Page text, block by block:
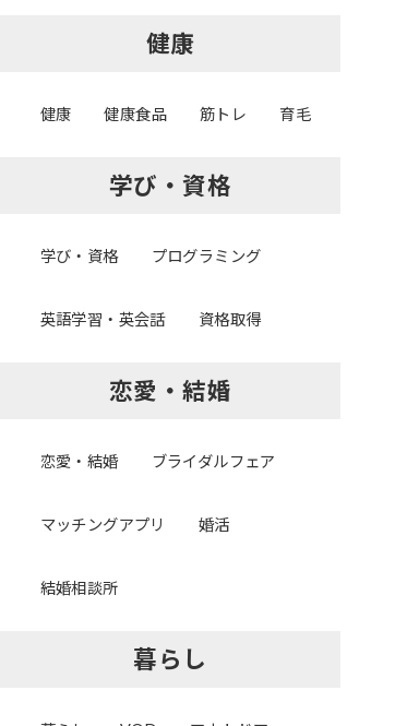
健康
健康 健康食品 筋トレ 育毛
学び・資格
学び・資格 プログラミング
英語学習・英会話 資格取得
恋愛・結婚
恋愛・結婚 ブライダルフェア
マッチングアプリ 婚活
結婚相談所
暮らし